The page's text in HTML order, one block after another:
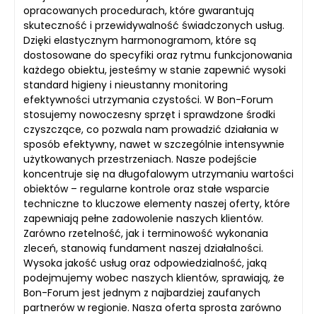
opracowanych procedurach, które gwarantują
skuteczność i przewidywalność świadczonych usług.
Dzięki elastycznym harmonogramom, które są
dostosowane do specyfiki oraz rytmu funkcjonowania
każdego obiektu, jesteśmy w stanie zapewnić wysoki
standard higieny i nieustanny monitoring
efektywności utrzymania czystości. W Bon-Forum
stosujemy nowoczesny sprzęt i sprawdzone środki
czyszczące, co pozwala nam prowadzić działania w
sposób efektywny, nawet w szczególnie intensywnie
użytkowanych przestrzeniach. Nasze podejście
koncentruje się na długofalowym utrzymaniu wartości
obiektów – regularne kontrole oraz stałe wsparcie
techniczne to kluczowe elementy naszej oferty, które
zapewniają pełne zadowolenie naszych klientów.
Zarówno rzetelność, jak i terminowość wykonania
zleceń, stanowią fundament naszej działalności.
Wysoka jakość usług oraz odpowiedzialność, jaką
podejmujemy wobec naszych klientów, sprawiają, że
Bon-Forum jest jednym z najbardziej zaufanych
partnerów w regionie. Nasza oferta sprosta zarówno